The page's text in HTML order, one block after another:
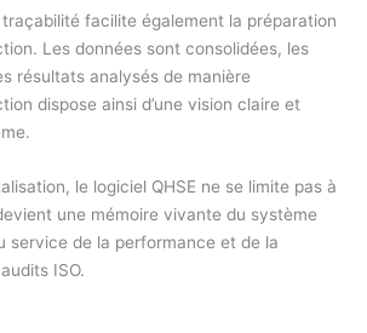
facilite également la préparation
Les données sont consolidées, les
résultats analysés de manière
dispose ainsi d’une vision claire et
le logiciel QHSE ne se limite pas à
une mémoire vivante du système
service de la performance et de la
ISO.